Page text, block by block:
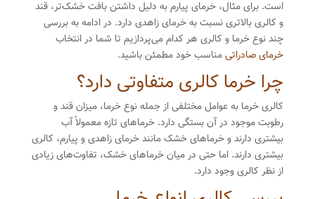
است. برای مثال، خرمای پیارم به دلیل داشتن بافت خشک‌تر، قند
و کالری بالاتری نسبت به خرمای زاهدی دارد. در ادامه به بررسی
چند نوع خرما و کالری هر کدام می‌پردازیم تا شما در انتخاب
خرمای صادراتیمناسب خود مطمئن باشید.
چرا خرما کالری متفاوتی دارد؟
کالری خرما به عوامل مختلفی از جمله نوع خرما، میزان قند و
رطوبت موجود در آن بستگی دارد. خرماهای تازه معمولاً آب
بیشتری دارند و خرماهای خشک مانند خرمای زاهدی و پیارم، کالری
بیشتری دارند. اما حتی در میان خرماهای خشک، تفاوت‌های زیادی
از نظر کالری وجود دارد.